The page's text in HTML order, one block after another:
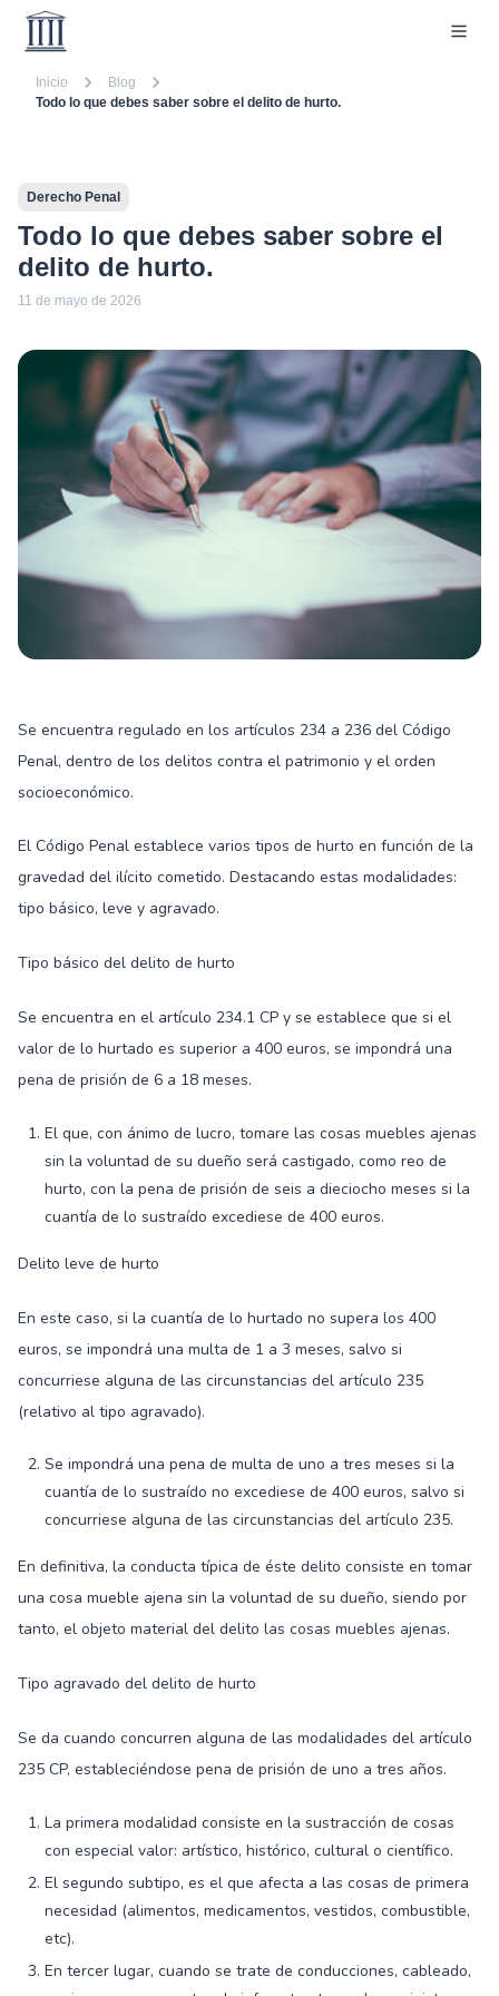
Inicio
Blog
Todo lo que debes saber sobre el delito de hurto.
Derecho Penal
Todo lo que debes saber sobre el
delito de hurto.
11 de mayo de 2026
Se encuentra regulado en los artículos 234 a 236 del Código
Penal, dentro de los delitos contra el patrimonio y el orden
socioeconómico.
El Código Penal establece varios tipos de hurto en función de la
gravedad del ilícito cometido. Destacando estas modalidades:
tipo básico, leve y agravado.
Tipo básico del delito de hurto
Se encuentra en el artículo 234.1 CP y se establece que si el
valor de lo hurtado es superior a 400 euros, se impondrá una
pena de prisión de 6 a 18 meses.
El que, con ánimo de lucro, tomare las cosas muebles ajenas
sin la voluntad de su dueño será castigado, como reo de
hurto, con la pena de prisión de seis a dieciocho meses si la
cuantía de lo sustraído excediese de 400 euros.
Delito leve de hurto
En este caso, si la cuantía de lo hurtado no supera los 400
euros, se impondrá una multa de 1 a 3 meses, salvo si
concurriese alguna de las circunstancias del artículo 235
(relativo al tipo agravado).
Se impondrá una pena de multa de uno a tres meses si la
cuantía de lo sustraído no excediese de 400 euros, salvo si
concurriese alguna de las circunstancias del artículo 235.
En definitiva, la conducta típica de éste delito consiste en tomar
una cosa mueble ajena sin la voluntad de su dueño, siendo por
tanto, el objeto material del delito las cosas muebles ajenas.
Tipo agravado del delito de hurto
Se da cuando concurren alguna de las modalidades del artículo
235 CP, estableciéndose pena de prisión de uno a tres años.
La primera modalidad consiste en la sustracción de cosas
con especial valor: artístico, histórico, cultural o científico.
El segundo subtipo, es el que afecta a las cosas de primera
necesidad (alimentos, medicamentos, vestidos, combustible,
etc).
En tercer lugar, cuando se trate de conducciones, cableado,